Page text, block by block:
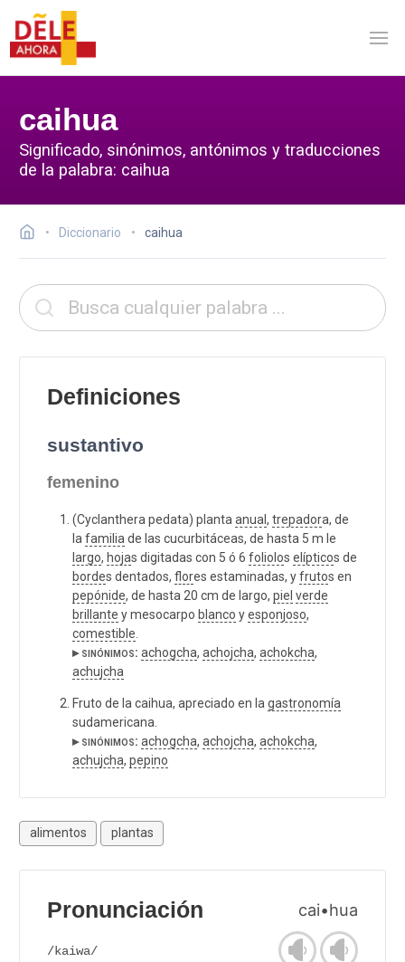
caihua
Significado, sinónimos, antónimos y traducciones
de la palabra: caihua
Diccionario caihua
Definiciones
sustantivo
femenino
(Cyclanthera pedata) planta anual , trepadora, de
la familia de las cucurbitáceas, de hasta 5 m le
largo, hojas digitadas con 5 ó 6 foliolos elípticos de
bordes dentados, flores estaminadas, yfrutos en
pepónide, de hasta 20 cm de largo, piel verde
brillante y mesocarpo blanco yesponjoso,
comestible
▸ sinónimos: achogcha, achojcha, achokcha,
achujcha
Fruto de la caihua, apreciado en la gastronomía
sudamericana.
▸ sinónimos: achogcha, achojcha, achokcha,
achujcha, pepino
alimentos plantas
Pronunciación cai•hua
/kaiwa/